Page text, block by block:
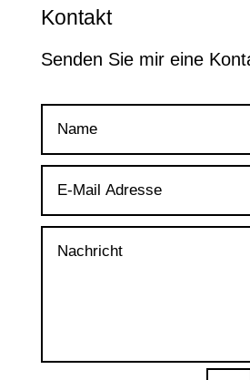
Kontakt
Senden Sie mir eine